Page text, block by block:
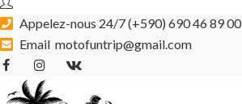
Appelez-nous 24/7 (+590) 690 46 89 00
Email motofuntrip@gmail.com